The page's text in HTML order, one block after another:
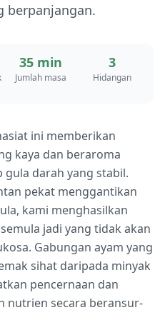
berpanjangan.
35 min
Jumlah masa
3
Hidangan
ini memberikan
kaya dan beraroma
darah yang stabil.
pekat menggantikan
kami menghasilkan
jadi yang tidak akan
Gabungan ayam yang
sihat daripada minyak
pencernaan dan
nutrien secara beransur-